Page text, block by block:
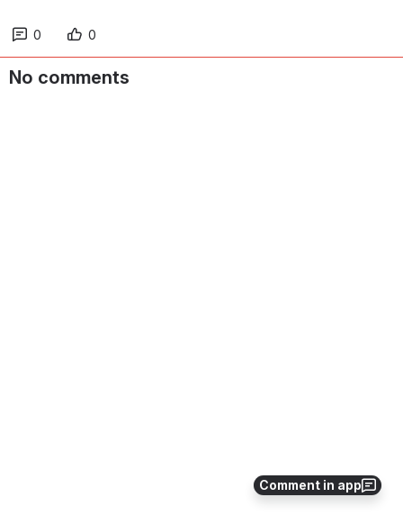
Comment in app
0 0
No comments